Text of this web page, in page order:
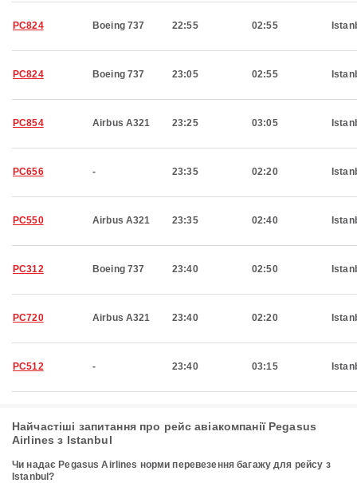
PC824 Boeing 737 22:55 02:55
PC824 Boeing 737 23:05 02:55
PC854 Airbus A321 23:25 03:05
PC656 - 23:35 02:20
PC550 Airbus A321 23:35 02:40
PC312 Boeing 737 23:40 02:50
PC720 Airbus A321 23:40 02:20
PC512 - 23:40 03:15
Найчастіші запитання про рейс авіакомпанії Pegasus
Airlines з Istanbul
Чи надає Pegasus Airlines норми перевезення багажу для рейсу з
Istanbul?